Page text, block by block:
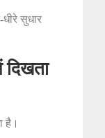
सुधार
है।